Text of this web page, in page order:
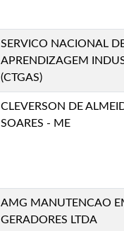
SERVICO NACIONAL
APRENDIZAGEM
(CTGAS)
CLEVERSON DE
SOARES - ME
AMG MANUTENCAO
GERADORES LTDA